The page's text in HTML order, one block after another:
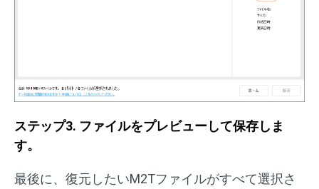
ステップ3. ファイルをプレビューして保存しま
す。
最後に、復元したいM2Tファイルがすべて選択さ